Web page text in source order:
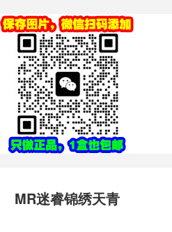
MR迷睿锦绣天青